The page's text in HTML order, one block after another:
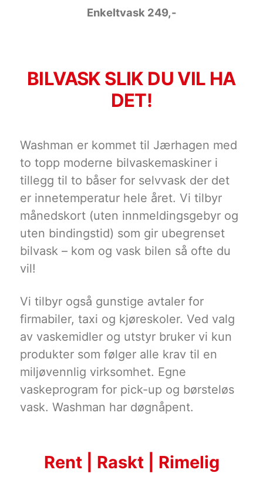
Enkeltvask 249,-
BILVASK SLIK DU VIL HA
DET!
Washman er kommet til Jærhagen med
to topp moderne bilvaskemaskiner i
tillegg til to båser for selvvask der det
er innetemperatur hele året. Vi tilbyr
månedskort (uten innmeldingsgebyr og
uten bindingstid) som gir ubegrenset
bilvask – kom og vask bilen så ofte du
vil!
Vi tilbyr også gunstige avtaler for
firmabiler, taxi og kjøreskoler. Ved valg
av vaskemidler og utstyr bruker vi kun
produkter som følger alle krav til en
miljøvennlig virksomhet. Egne
vaskeprogram for pick-up og børsteløs
vask. Washman har døgnåpent.
Rent | Raskt | Rimelig